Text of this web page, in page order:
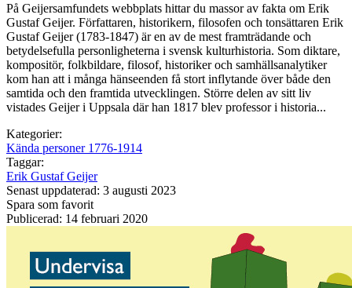
På Geijersamfundets webbplats hittar du massor av fakta om Erik
Gustaf Geijer. Författaren, historikern, filosofen och tonsättaren Erik
Gustaf Geijer (1783-1847) är en av de mest framträdande och
betydelsefulla personligheterna i svensk kulturhistoria. Som diktare,
kompositör, folkbildare, filosof, historiker och samhällsanalytiker
kom han att i många hänseenden få stort inflytande över både den
samtida och den framtida utvecklingen. Större delen av sitt liv
vistades Geijer i Uppsala där han 1817 blev professor i historia...
Kategorier:
Kända personer 1776-1914
Taggar:
Erik Gustaf Geijer
Senast uppdaterad: 3 augusti 2023
Spara som favorit
Publicerad: 14 februari 2020